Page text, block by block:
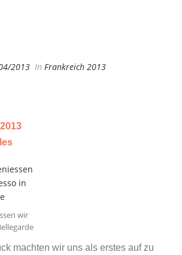
2013 In Frankreich 2013
wir
machten wir uns als erstes auf zu